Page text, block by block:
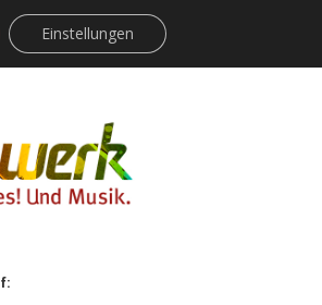
vimeoBluesky
Einstellungen